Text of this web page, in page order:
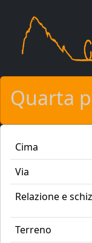
Quarta
Cima
Via
Relazione e
Terreno